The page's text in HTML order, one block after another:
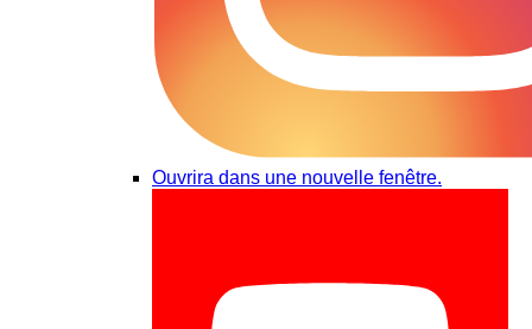
Ouvrira dans une nouvelle fenêtre.